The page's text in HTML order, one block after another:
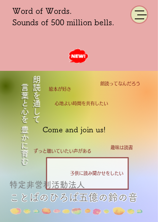
Word of Words.
Sounds of 500 million bells.
​朗読を通して
言葉と心を 豊かに育む ​絵本が好き
朗読ってなんだろう
​心地よい時間を共有したい
Come and join us!
​ずっと聴いていたい声がある
​趣味は読書
子供に​読み聞かせをしたい
特定非営利活動法人
​ことばのひろば五億の鈴の音